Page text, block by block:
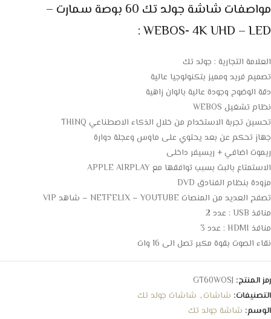
مواصفات شاشة جولد تك 60 بوصة سمارت –
WEBOS- 4K UHD – LED :
العلامة التجارية : جولد تك
تصميم فريد ومميز بتكنولوجيا عالية
دقة الوضوح وجودة عالية بالوان زاهية
نظام تشغيل WEBOS
تحسين تجربة الاستخدام من خلال الذكاء الاصطناعي THINQ
جهاز تحكم عن بعد يحتوي على ماوس وعجلة دوارة
ريموت اضافي + ريسيفر داخلى
الاستمتاع بالبث بسبب توافقها مع APPLE AIRPLAY
مزودة بنظام الفنادق DVD
تصفح العديد من المنصات NETFELIX – YOUTUBE – شاهد VIP
منافذ USB : عدد 2
منافذ HDMI : عدد 3
نقاء الصوت بقوة مكبر تصل الى 16 وات
رمز المنتج: GT60WOSJ
التصنيفات: شاشات, شاشات جولد تك
الوسم: شاشة جولد تك